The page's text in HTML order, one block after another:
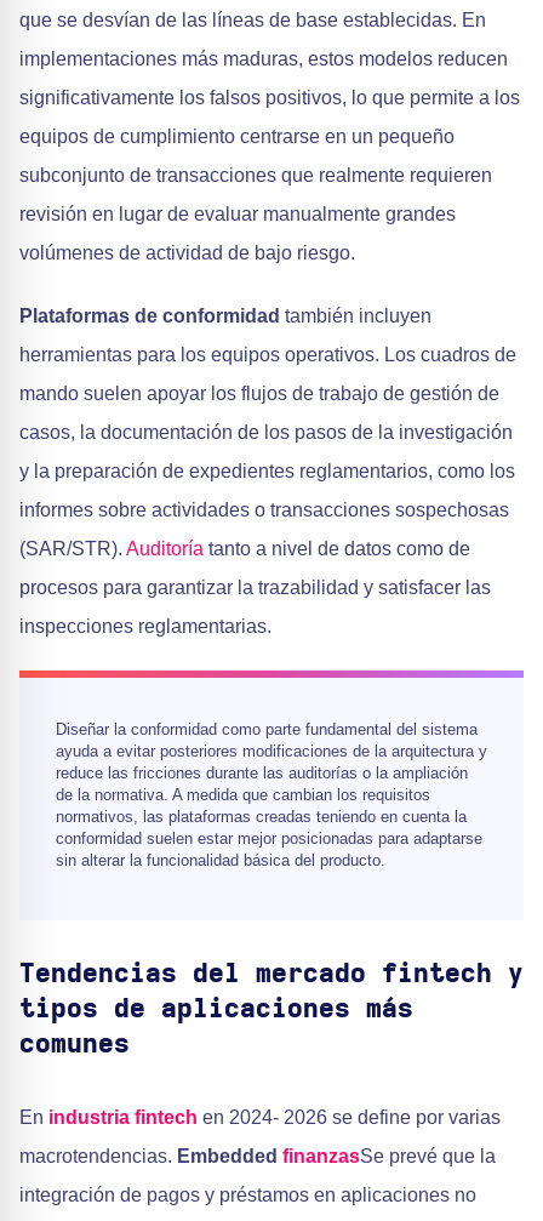
que se desvían de las líneas de base establecidas. En
implementaciones más maduras, estos modelos reducen
significativamente los falsos positivos, lo que permite a los
equipos de cumplimiento centrarse en un pequeño
subconjunto de transacciones que realmente requieren
revisión en lugar de evaluar manualmente grandes
volúmenes de actividad de bajo riesgo.
Plataformas de conformidad también incluyen
herramientas para los equipos operativos. Los cuadros de
mando suelen apoyar los flujos de trabajo de gestión de
casos, la documentación de los pasos de la investigación
y la preparación de expedientes reglamentarios, como los
informes sobre actividades o transacciones sospechosas
(SAR/STR). Auditoría tanto a nivel de datos como de
procesos para garantizar la trazabilidad y satisfacer las
inspecciones reglamentarias.
Diseñar la conformidad como parte fundamental del sistema
ayuda a evitar posteriores modificaciones de la arquitectura y
reduce las fricciones durante las auditorías o la ampliación
de la normativa. A medida que cambian los requisitos
normativos, las plataformas creadas teniendo en cuenta la
conformidad suelen estar mejor posicionadas para adaptarse
sin alterar la funcionalidad básica del producto.
Tendencias del mercado fintech y
tipos de aplicaciones más
comunes
En industria fintech en 2024- 2026 se define por varias
macrotendencias. Embedded finanzasSe prevé que la
integración de pagos y préstamos en aplicaciones no